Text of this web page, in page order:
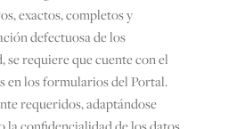
exactos, completos y
defectuosa de los
requiere que cuente con el
en los formularios del Portal.
requeridos, adaptándose